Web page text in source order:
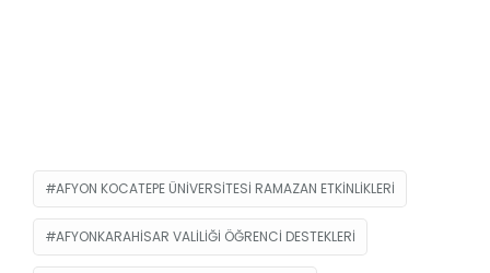
AFYON KOCATEPE ÜNIVERSITESI RAMAZAN ETKINLIKLERI
AFYONKARAHISAR VALILIĞI ÖĞRENCI DESTEKLERI